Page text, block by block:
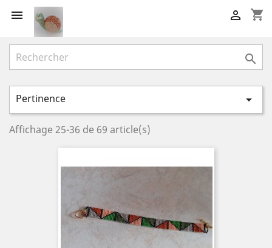
 shopping_cart


Pertinence 
Affichage 25-36 de 69 article(s)